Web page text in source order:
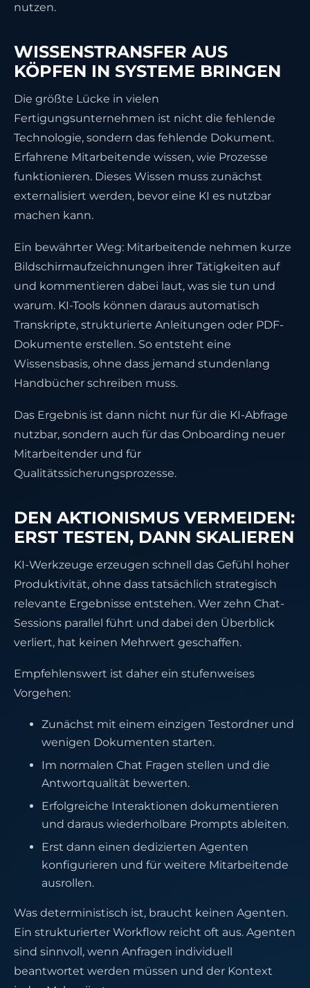
nutzen.
WISSENSTRANSFER AUS
KÖPFEN IN SYSTEME BRINGEN
Die größte Lücke in vielen
Fertigungsunternehmen ist nicht die fehlende
Technologie, sondern das fehlende Dokument.
Erfahrene Mitarbeitende wissen, wie Prozesse
funktionieren. Dieses Wissen muss zunächst
externalisiert werden, bevor eine KI es nutzbar
machen kann.
Ein bewährter Weg: Mitarbeitende nehmen kurze
Bildschirmaufzeichnungen ihrer Tätigkeiten auf
und kommentieren dabei laut, was sie tun und
warum. KI-Tools können daraus automatisch
Transkripte, strukturierte Anleitungen oder PDF-
Dokumente erstellen. So entsteht eine
Wissensbasis, ohne dass jemand stundenlang
Handbücher schreiben muss.
Das Ergebnis ist dann nicht nur für die KI-Abfrage
nutzbar, sondern auch für das Onboarding neuer
Mitarbeitender und für
Qualitätssicherungsprozesse.
DEN AKTIONISMUS VERMEIDEN:
ERST TESTEN, DANN SKALIEREN
KI-Werkzeuge erzeugen schnell das Gefühl hoher
Produktivität, ohne dass tatsächlich strategisch
relevante Ergebnisse entstehen. Wer zehn Chat-
Sessions parallel führt und dabei den Überblick
verliert, hat keinen Mehrwert geschaffen.
Empfehlenswert ist daher ein stufenweises
Vorgehen:
Zunächst mit einem einzigen Testordner und
wenigen Dokumenten starten.
Im normalen Chat Fragen stellen und die
Antwortqualität bewerten.
Erfolgreiche Interaktionen dokumentieren
und daraus wiederholbare Prompts ableiten.
Erst dann einen dedizierten Agenten
konfigurieren und für weitere Mitarbeitende
ausrollen.
Was deterministisch ist, braucht keinen Agenten.
Ein strukturierter Workflow reicht oft aus. Agenten
sind sinnvoll, wenn Anfragen individuell
beantwortet werden müssen und der Kontext